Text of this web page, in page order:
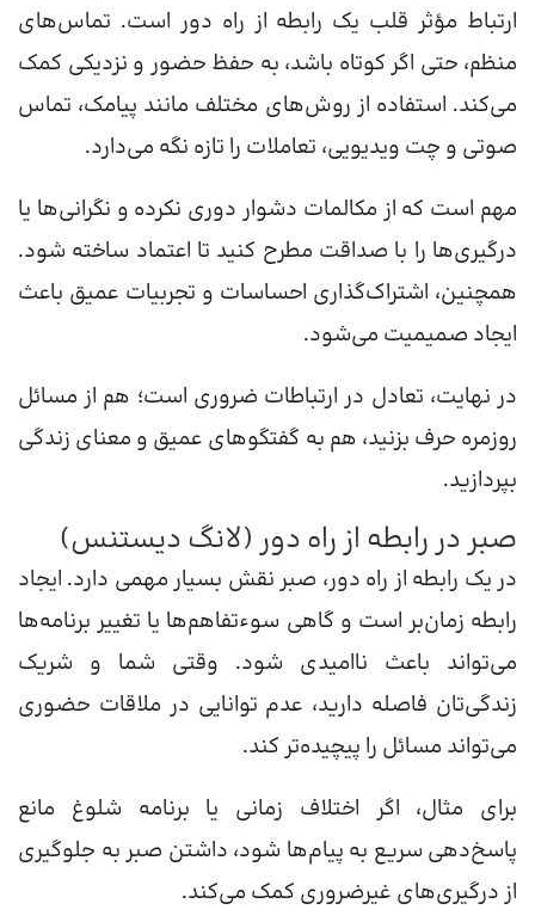
ارتباط مؤثر قلب یک رابطه از راه دور است. تماس‌های
منظم، حتی اگر کوتاه باشد، به حفظ حضور و نزدیکی کمک
می‌کند. استفاده از روش‌های مختلف مانند پیامک، تماس
صوتی و چت ویدیویی، تعاملات را تازه نگه می‌دارد.
مهم است که از مکالمات دشوار دوری نکرده و نگرانی‌ها یا
درگیری‌ها را با صداقت مطرح کنید تا اعتماد ساخته شود.
همچنین، اشتراک‌گذاری احساسات و تجربیات عمیق باعث
ایجاد صمیمیت می‌شود.
در نهایت، تعادل در ارتباطات ضروری است؛ هم از مسائل
روزمره حرف بزنید، هم به گفتگوهای عمیق و معنای زندگی
بپردازید.
صبر در رابطه از راه دور (لانگ دیستنس)
در یک رابطه از راه دور، صبر نقش بسیار مهمی دارد. ایجاد
رابطه زمان‌بر است و گاهی سوءتفاهم‌ها یا تغییر برنامه‌ها
می‌تواند باعث ناامیدی شود. وقتی شما و شریک
زندگی‌تان فاصله دارید، عدم توانایی در ملاقات حضوری
می‌تواند مسائل را پیچیده‌تر کند.
برای مثال، اگر اختلاف زمانی یا برنامه شلوغ مانع
پاسخ‌دهی سریع به پیام‌ها شود، داشتن صبر به جلوگیری
از درگیری‌های غیرضروری کمک می‌کند.